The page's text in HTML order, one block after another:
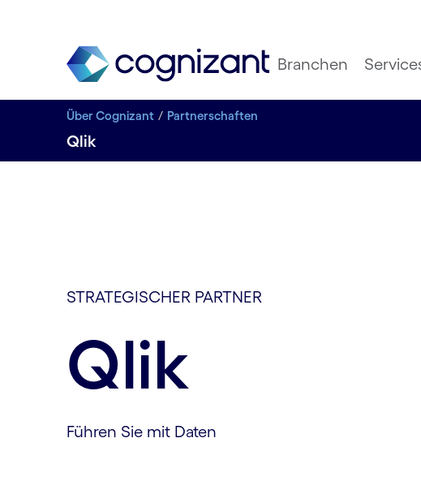
Branchen
Über Cognizant Partnerschaften
Qlik
STRATEGISCHER PARTNER
Qlik
Führen Sie mit Daten